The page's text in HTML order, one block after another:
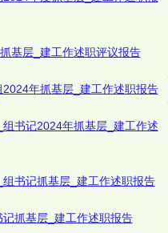
基层_建工作述职评议报告
年抓基层_建工作述职报告
书记2024年抓基层_建工作述
书记抓基层_建工作述职报告
记抓基层_建工作述职报告